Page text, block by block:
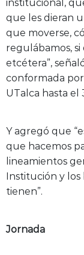
institucional,
que les dieran
que moverse,
regulábamos,
etcétera”,
conformada
UTalca hasta el
Y agregó que
que hacemos
lineamientos
Institución y
tienen”.
Jornada